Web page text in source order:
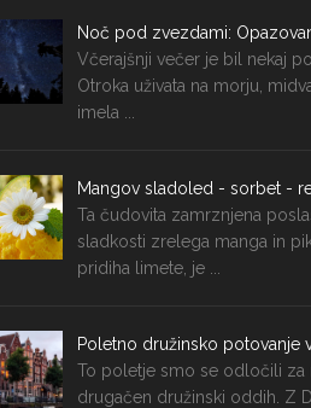
Noč pod zvezdami:
Včerajšnji večer je bil nekaj
Otroka uživata na morju,
imela ...
Mangov sladoled - sorbet -
Ta čudovita zamrznjena
sladkosti zrelega manga in
pridiha limete, je ...
Poletno družinsko potovanje
To poletje smo se odločili za
drugačen družinski oddih. Z